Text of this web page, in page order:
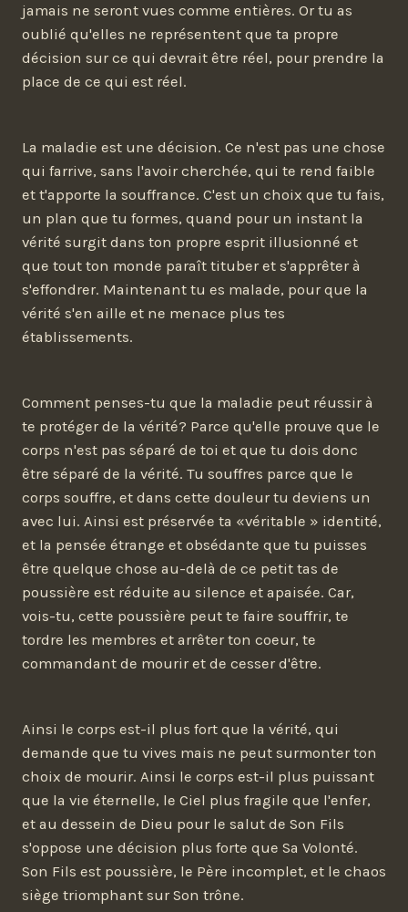
jamais ne seront vues comme entières. Or tu as
oublié qu'elles ne représentent que ta propre
décision sur ce qui devrait être réel, pour prendre la
place de ce qui est réel.
La maladie est une décision. Ce n'est pas une chose
qui farrive, sans l'avoir cherchée, qui te rend faible
et t'apporte la souffrance. C'est un choix que tu fais,
un plan que tu formes, quand pour un instant la
vérité surgit dans ton propre esprit illusionné et
que tout ton monde paraît tituber et s'apprêter à
s'effondrer. Maintenant tu es malade, pour que la
vérité s'en aille et ne menace plus tes
établissements.
Comment penses-tu que la maladie peut réussir à
te protéger de la vérité? Parce qu'elle prouve que le
corps n'est pas séparé de toi et que tu dois donc
être séparé de la vérité. Tu souffres parce que le
corps souffre, et dans cette douleur tu deviens un
avec lui. Ainsi est préservée ta «véritable » identité,
et la pensée étrange et obsédante que tu puisses
être quelque chose au-delà de ce petit tas de
poussière est réduite au silence et apaisée. Car,
vois-tu, cette poussière peut te faire souffrir, te
tordre les membres et arrêter ton coeur, te
commandant de mourir et de cesser d'être.
Ainsi le corps est-il plus fort que la vérité, qui
demande que tu vives mais ne peut surmonter ton
choix de mourir. Ainsi le corps est-il plus puissant
que la vie éternelle, le Ciel plus fragile que l'enfer,
et au dessein de Dieu pour le salut de Son Fils
s'oppose une décision plus forte que Sa Volonté.
Son Fils est poussière, le Père incomplet, et le chaos
siège triomphant sur Son trône.